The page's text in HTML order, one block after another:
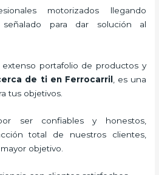
motorizados llegando
para dar solución al
portafolio de productos y
de ti en Ferrocarril
, es una
tus objetivos.
ser confiables y honestos,
total de nuestros clientes,
objetivo.